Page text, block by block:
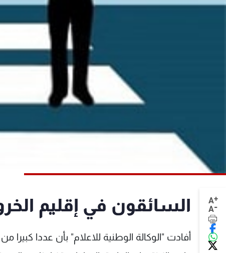
A+
A- السائقون في إقليم
أفادت "الوكالة الوطنية للاعلام" بأن عددا